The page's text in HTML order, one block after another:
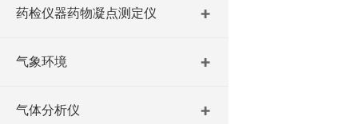
药检仪器药物凝点测定仪
气象环境
气体分析仪